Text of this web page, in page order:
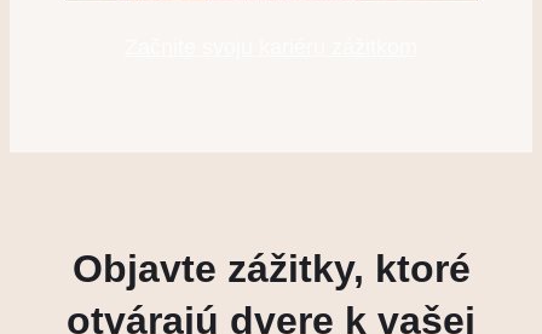
Objavte zážitky, ktoré
otvárajú dvere k vašej